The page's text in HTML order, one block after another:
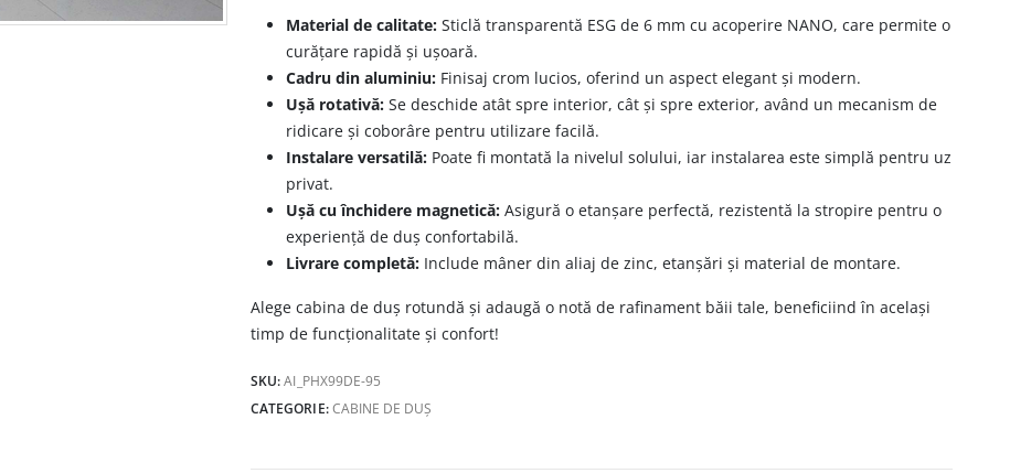
Material de calitate: Sticlă transparentă ESG de 6 mm cu acoperire NANO, care permite o
curățare rapidă și ușoară.
Cadru din aluminiu: Finisaj crom lucios, oferind un aspect elegant și modern.
Ușă rotativă: Se deschide atât spre interior, cât și spre exterior, având un mecanism de
ridicare și coborâre pentru utilizare facilă.
Instalare versatilă: Poate fi montată la nivelul solului, iar instalarea este simplă pentru uz
privat.
Ușă cu închidere magnetică: Asigură o etanșare perfectă, rezistentă la stropire pentru o
experiență de duș confortabilă.
Livrare completă: Include mâner din aliaj de zinc, etanșări și material de montare.
Alege cabina de duș rotundă și adaugă o notă de rafinament băii tale, beneficiind în același
timp de funcționalitate și confort!
SKU:AI_PHX99DE-95
CATEGORIE:CABINE DE DUȘ